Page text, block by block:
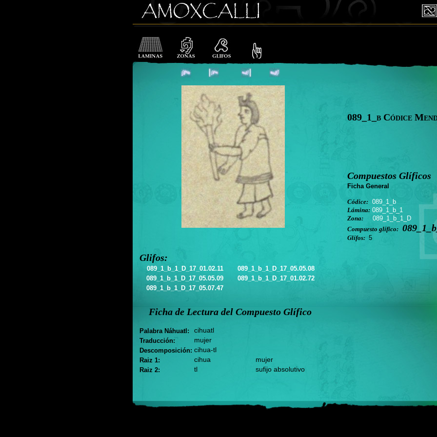
Glifos:
089_1_b_1_D_17_01.02.11
089_1_b_1_D_17_05.05.08
089_1_b_1_D_17_05.05.09
089_1_b_1_D_17_01.02.72
089_1_b_1_D_17_05.07.47
Ficha de Lectura del Compuesto Glífico
Palabra Náhuatl: cihuatl
Traducción: mujer
Descomposición: cihua-tl
Raiz 1: cihua mujer
Raiz 2: tl sufijo absolutivo
089_1_b Códice
Compuestos Glíficos
Ficha General
Códice: 089_1_b
Lámina: 089_1_b_1
Zona:
089_1_b_1_D
Compuesto glífico:
Glífos: 5